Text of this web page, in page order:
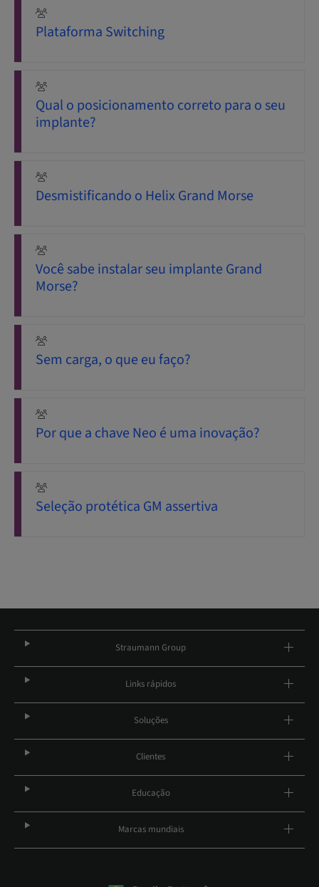
Plataforma Switching
Qual o posicionamento correto para o seu
implante?
Desmistificando o Helix Grand Morse
Você sabe instalar seu implante Grand
Morse?
Sem carga, o que eu faço?
Por que a chave Neo é uma inovação?
Seleção protética GM assertiva
Straumann Group
Links rápidos
Soluções
Clientes
Educação
Marcas mundiais